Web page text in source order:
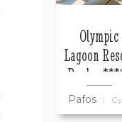
Olympic
Lagoon
Pafos